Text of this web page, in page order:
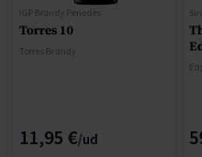
IGP Brandy Penedès
Torres 10
Torres Brandy
11,95 €